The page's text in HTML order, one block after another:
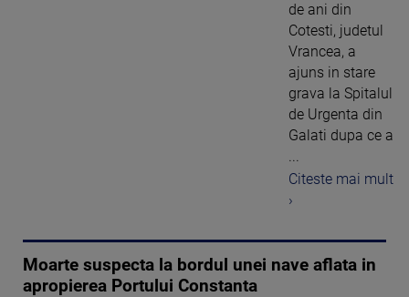
de ani din
Cotesti, judetul
Vrancea, a
ajuns in stare
grava la Spitalul
de Urgenta din
Galati dupa ce a
...
Citeste mai mult
›
Moarte suspecta la bordul unei nave aflata in
apropierea Portului Constanta